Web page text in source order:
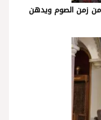
من زمن الصوم ويدهن